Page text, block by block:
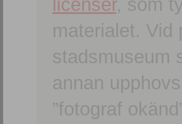
licenser, som
materialet. Vid
stadsmuseum
annan
”fotograf